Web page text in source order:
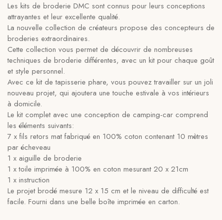
Les kits de broderie DMC sont connus pour leurs conceptions
attrayantes et leur excellente qualité.
La nouvelle collection de créateurs propose des concepteurs de
broderies extraordinaires.
Cette collection vous permet de découvrir de nombreuses
techniques de broderie différentes, avec un kit pour chaque goût
et style personnel.
Avec ce kit de tapisserie phare, vous pouvez travailler sur un joli
nouveau projet, qui ajoutera une touche estivale à vos intérieurs
à domicile.
Le kit complet avec une conception de camping-car comprend
les éléments suivants:
7 x fils retors mat fabriqué en 100% coton contenant 10 mètres
par écheveau
1 x aiguille de broderie
1 x toile imprimée à 100% en coton mesurant 20 x 21cm
1 x instruction
Le projet brodé mesure 12 x 15 cm et le niveau de difficulté est
facile. Fourni dans une belle boîte imprimée en carton.